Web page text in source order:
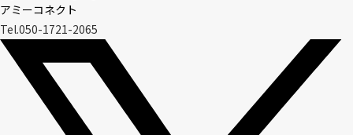
アミーコネクト
Tel.050-1721-2065